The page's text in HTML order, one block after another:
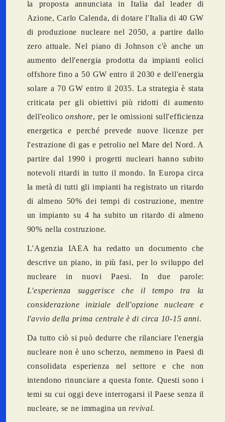
la proposta annunciata in Italia dal leader di
Azione, Carlo Calenda, di dotare l'Italia di 40 GW
di produzione nucleare nel 2050, a partire dallo
zero attuale. Nel piano di Johnson c'è anche un
aumento dell'energia prodotta da impianti eolici
offshore fino a 50 GW entro il 2030 e dell'energia
solare a 70 GW entro il 2035. La strategia è stata
criticata per gli obiettivi più ridotti di aumento
dell'eolicoonshore, per le omissioni sull'efficienza
energetica e perché prevede nuove licenze per
l'estrazione di gas e petrolio nel Mare del Nord. A
partire dal 1990 i progetti nucleari hanno subito
notevoli ritardi in tutto il mondo. In Europa circa
la metà di tutti gli impianti ha registrato un ritardo
di almeno 50% dei tempi di costruzione, mentre
un impianto su 4 ha subito un ritardo di almeno
90% nella costruzione.
L'Agenzia IAEA ha redatto un documento che
descrive un piano, in più fasi, per lo sviluppo del
nucleare in nuovi Paesi. In due parole:
L'esperienza suggerisce che il tempo tra la
considerazione iniziale dell'opzione nucleare e
l'avvio della prima centrale è di circa 10-15 anni.
Da tutto ciò si può dedurre che rilanciare l'energia
nucleare non è uno scherzo, nemmeno in Paesi di
consolidata esperienza nel settore e che non
intendono rinunciare a questa fonte. Questi sono i
temi su cui oggi deve interrogarsi il Paese senza il
nucleare, se ne immagina un revival.